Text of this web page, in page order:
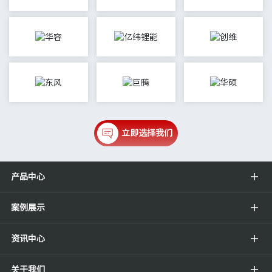
立即选择我们
产品中心
案例展示
资讯中心
关于我们